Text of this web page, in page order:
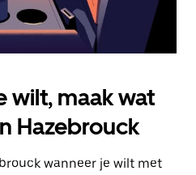
wilt, maak wat
Hazebrouck
wanneer je wilt met